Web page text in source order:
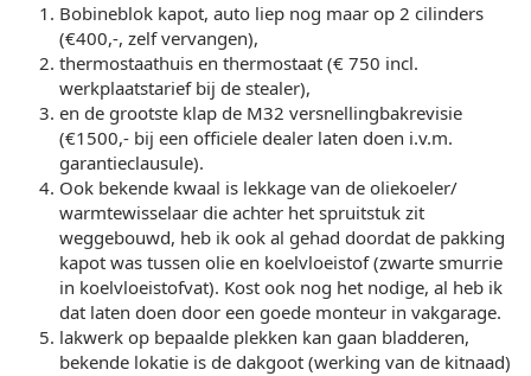
Bobineblok kapot, auto liep nog maar op 2 cilinders
(€400,-, zelf vervangen),
thermostaathuis en thermostaat (€ 750 incl.
werkplaatstarief bij de stealer),
en de grootste klap de M32 versnellingbakrevisie
(€1500,- bij een officiele dealer laten doen i.v.m.
garantieclausule).
Ook bekende kwaal is lekkage van de oliekoeler/
warmtewisselaar die achter het spruitstuk zit
weggebouwd, heb ik ook al gehad doordat de pakking
kapot was tussen olie en koelvloeistof (zwarte smurrie
in koelvloeistofvat). Kost ook nog het nodige, al heb ik
dat laten doen door een goede monteur in vakgarage.
lakwerk op bepaalde plekken kan gaan bladderen,
bekende lokatie is de dakgoot (werking van de kitnaad)